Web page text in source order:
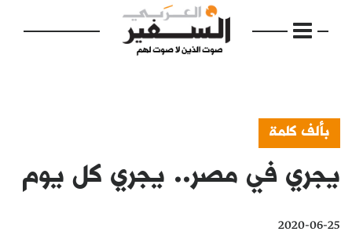
الرئيسية
إفتتاحية
بألف كلمة
يجري في مصر.. يجري كل يوم
2020-06-25